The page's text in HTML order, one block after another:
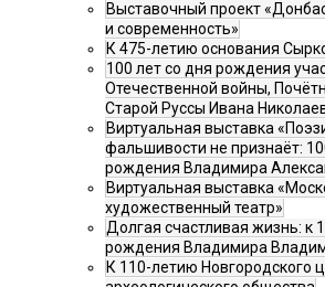
Выставочный проект
и современность»
К 475-летию основания
100 лет со дня рождения
Отечественной войны,
Старой Руссы Ивана
Виртуальная выставка
фальшивости не признаёт:
рождения Владимира
Виртуальная выставка
художественный театр»
Долгая счастливая жизнь: к
рождения Владимира
К 110-летию Новгородского